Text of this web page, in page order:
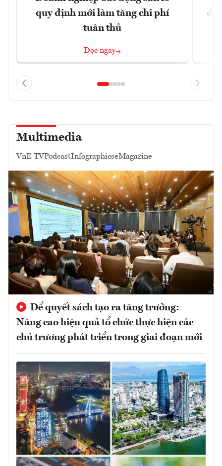
quy định mới làm tăng chi phí
tuân thủ
Đọc ngay
Multimedia
VnE TVPodcastInfographicseMagazine
Để quyết sách tạo ra tăng trưởng:
Nâng cao hiệu quả tổ chức thực hiện các
chủ trương phát triển trong giai đoạn mới